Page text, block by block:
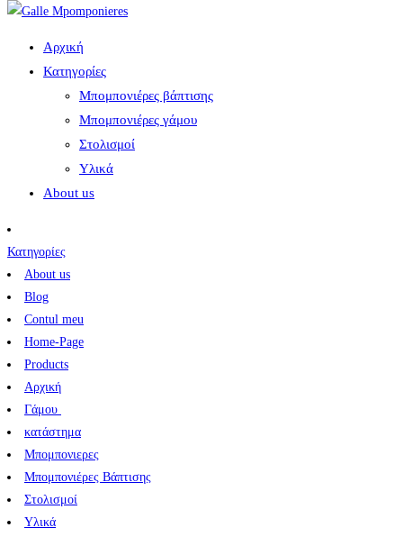
Αρχική
Κατηγορίες
Μπομπονιέρες βάπτισης
Μπομπονιέρες γάμου
Στολισμοί
Υλικά
About us
Κατηγορίες
About us
Blog
Contul meu
Home-Page
Products
Αρχική
Γάμου
κατάστημα
Μπομπονιερες
Μπομπονιέρες Βάπτισης
Στολισμοί
Υλικά